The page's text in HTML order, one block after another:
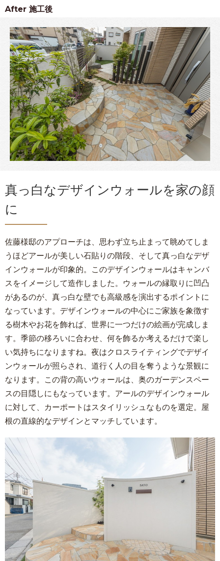
After 施工後
真っ白なデザインウォールを家の顔
に
佐藤様邸のアプローチは、思わず立ち止まって眺めてしま
うほどアールが美しい石貼りの階段、そして真っ白なデザ
インウォールが印象的。このデザインウォールはキャンバ
スをイメージして造作しました。ウォールの縁取りに凹凸
があるのが、真っ白な壁でも高級感を演出するポイントに
なっています。デザインウォールの中心にご家族を象徴す
る樹木やお花を飾れば、世界に一つだけの絵画が完成しま
す。季節の移ろいに合わせ、何を飾るか考えるだけで楽し
い気持ちになりますね。夜はクロスライティングでデザイ
ンウォールが照らされ、道行く人の目を奪うような景観に
なります。この背の高いウォールは、奥のガーデンスペー
スの目隠しにもなっています。アールのデザインウォール
に対して、カーポートはスタイリッシュなものを選定。屋
根の直線的なデザインとマッチしています。